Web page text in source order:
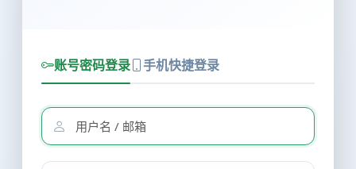
账号密码登录 手机快捷登录